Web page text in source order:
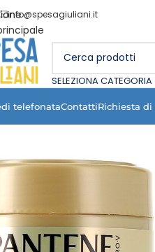
info@spesagiuliani.it
SELEZIONA CATEGORIA
telefonataContattiRichiesta di